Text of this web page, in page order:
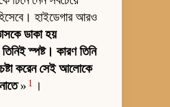
হাইডেগার আরও
ডাকা হয়
স্পষ্ট। কারণ তিনি
করেন সেই আলোকে
» 1 ।